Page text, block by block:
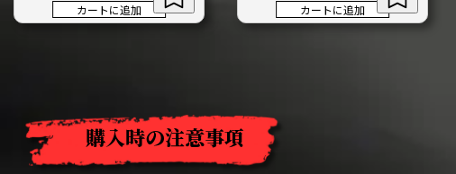
カートに追加 カートに追加
購入時の注意事項